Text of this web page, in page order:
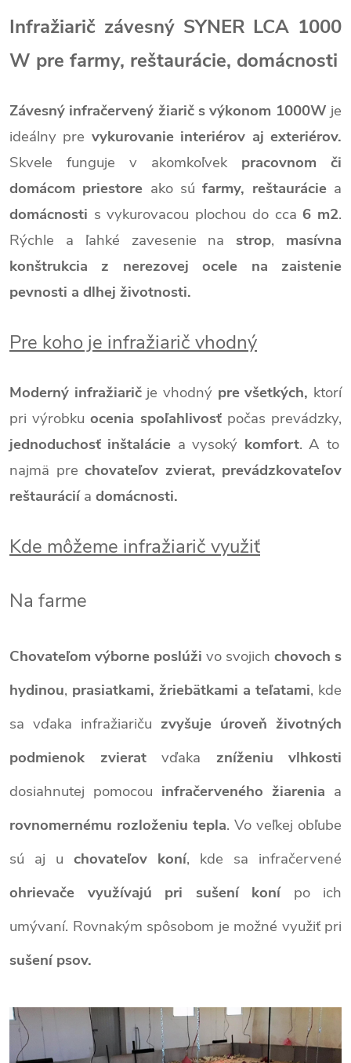
Infražiarič závesný SYNER LCA 1000
W pre farmy, reštaurácie, domácnosti
Závesný infračervený žiarič s výkonom 1000W je
ideálny pre vykurovanie interiérov aj exteriérov.
Skvele funguje v akomkoľvek pracovnom či
domácom priestore ako súfarmy, reštauráciea
domácnosti s vykurovacou plochou do cca 6 m2.
Rýchle a ľahké zavesenie nastrop, masívna
konštrukcia z nerezovej ocele na zaistenie
pevnosti a dlhej životnosti.
Pre koho je infražiarič vhodný
Moderný infražiaričje vhodný pre všetkých, ktorí
pri výrobkuocenia spoľahlivosťpočas prevádzky,
jednoduchosť inštalácie a vysoký komfort. A to
najmä pre chovateľov zvierat, prevádzkovateľov
reštauráciía domácnosti.
Kde môžeme infražiarič využiť
Na farme
Chovateľom výborne poslúži vo svojich chovoch s
hydinou, prasiatkami, žriebätkami a teľatami, kde
sa vďaka infražiariču zvyšuje úroveň životných
podmienok zvieratvďaka zníženiu vlhkosti
dosiahnutej pomocou infračerveného žiarenia a
rovnomernému rozloženiu tepla. Vo veľkej obľube
sú aj u chovateľov koní, kde sa infračervené
ohrievače využívajú
pri sušení konípo ich
umývaní. Rovnakým spôsobom je možné využiť pri
sušení psov.